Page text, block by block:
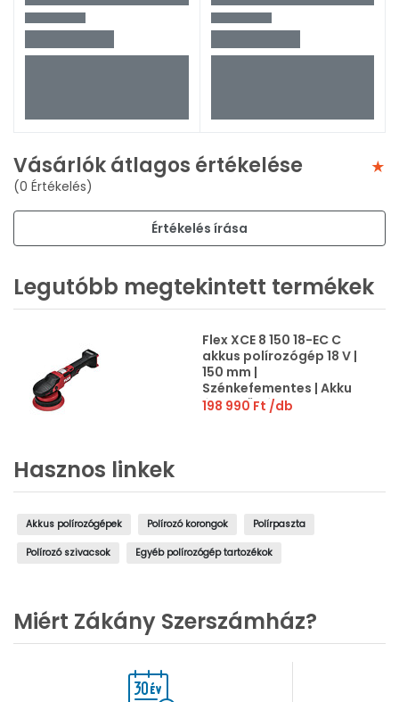
Vásárlók átlagos értékelése
(0 Értékelés)
Értékelés írása
Legutóbb megtekintett termékek
Flex XCE 8 150 18-EC C
akkus polírozógép 18 V |
150 mm |
Szénkefementes | Akku
és töltő nélkül |
198 990 Ft /db
Hasznos linkek
Akkus polírozógépek Polírozó korongok Polírpaszta
Polírozó szivacsok Egyéb polírozógép tartozékok
Miért Zákány Szerszámház?